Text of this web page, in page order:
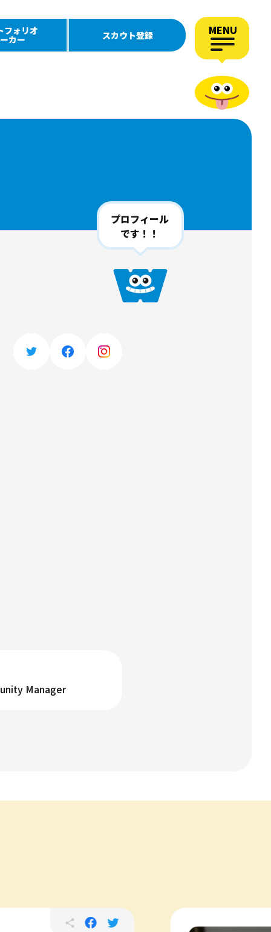
フォリオ
カー スカウト登録 MENU
Manager
プロフィール
です！！